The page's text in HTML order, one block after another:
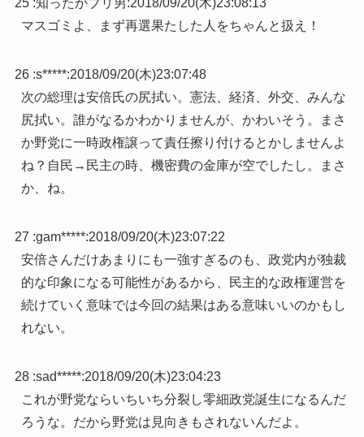
25 :知ったかブリ男:2018/09/20(木)23:08:13
マスゴミよ、まず再選果たした人をちゃんと扱え！
26 :s*****:2018/09/20(木)23:07:48
次の総理は安倍氏の尻拭い。憲法、経済、外交、みんな
尻拭い。誰がなるかわかりませんが、かわいそう。まさ
か野党に一時政権譲って責任擦り付けるとかしませんよ
ね？自民→民主の時、機密費の金庫が空でしたし。まさ
か、ね。
27 :gam*****:2018/09/20(木)23:07:22
安倍さんだけあまりにも一強すぎるのも、政党内が独裁
的な印象になる可能性があるから、民主的な政権運営を
続けていく意味では今回の結果はある意味いいのかもし
れない。
28 :sad*****:2018/09/20(木)23:04:23
これが野党ならいちいち分裂し零細政党誕生になるんだ
ろうな。だから野党は見向きもされないんだよ。